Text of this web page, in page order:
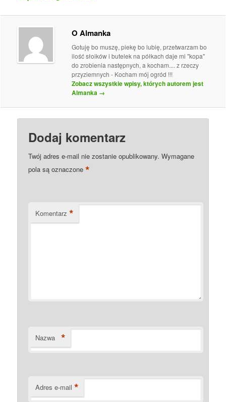
O Almanka
Gotuję bo muszę, piekę bo lubię, przetwarzam bo
ilość słoików i butelek na półkach daje mi "kopa"
do zrobienia następnych, a kocham.... z rzeczy
przyziemnych - Kocham mój ogród !!!
Zobacz wszystkie wpisy, których autorem jest
Almanka →
Dodaj komentarz
Twój adres e-mail nie zostanie opublikowany. Wymagane
pola są oznaczone*
Komentarz *
Nazwa *
Adres e-mail *